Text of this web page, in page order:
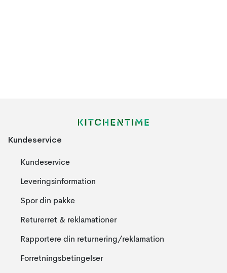
Kundeservice
Kundeservice
Leveringsinformation
Spor din pakke
Returerret & reklamationer
Rapportere din returnering/reklamation
Forretningsbetingelser